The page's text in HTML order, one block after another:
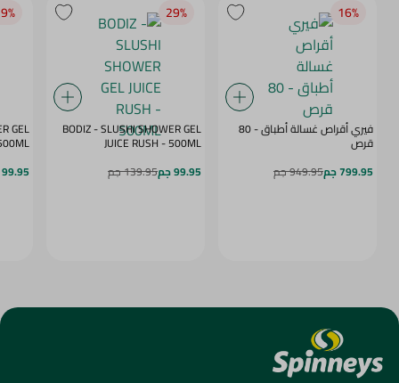
16‎%‎
فيري أقراص غسالة أطباق - 80
قرص
799.95 جم
949.95 جم
29‎%‎
BODIZ - SLUSHI SHOWER GEL
JUICE RUSH - 500ML
99.95 جم
139.95 جم
GEL
DAZE - 500ML
99.95 جم